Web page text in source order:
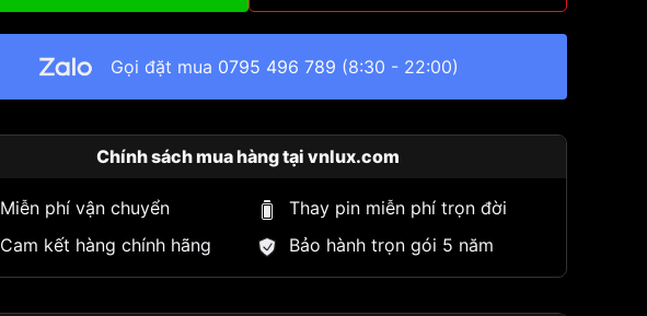
Gọi đặt mua 0795 496 789 (8:30 - 22:00)
Chính sách mua hàng tại vnlux.com
Miễn phí vận chuyển
Thay pin miễn phí trọn đời
Cam kết hàng chính hãng
Bảo hành trọn gói 5 năm